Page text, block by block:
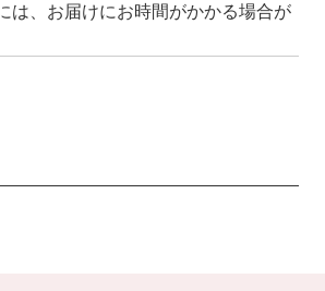
は、お届けにお時間がかかる場合が